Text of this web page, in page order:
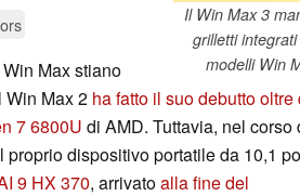
Il Win Max 3
grilletti
modelli Win
Max stiano
Win Max 2 ha fatto il suo debutto oltre
7 6800U di AMD. Tuttavia, nel corso
dispositivo portatile da 10,1
9 HX 370, arrivatoalla fine del